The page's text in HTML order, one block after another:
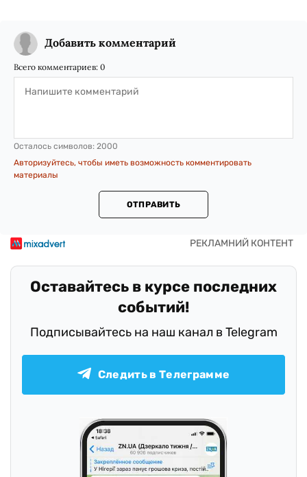
Добавить комментарий
Всего комментариев: 0
Осталось символов: 2000
Авторизуйтесь, чтобы иметь возможность комментировать
материалы
ОТПРАВИТЬ
Оставайтесь в курсе последних
событий!
Подписывайтесь на наш канал в Telegram
Следить в Телеграмме